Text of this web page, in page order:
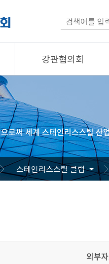
강관협의회
회원사
협의회 소개
공지/자료
기술자문
사진/영상
로써 세계 스테인리스스틸 산
스테인리스스틸 클럽
외부